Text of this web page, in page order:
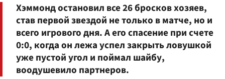
Хэммонд остановил все 26 бросков хозяев,
став первой звездой не только в матче, но и
всего игрового дня. А его спасение при счете
0:0, когда он лежа успел закрыть ловушкой
уже пустой угол и поймал шайбу,
воодушевило партнеров.